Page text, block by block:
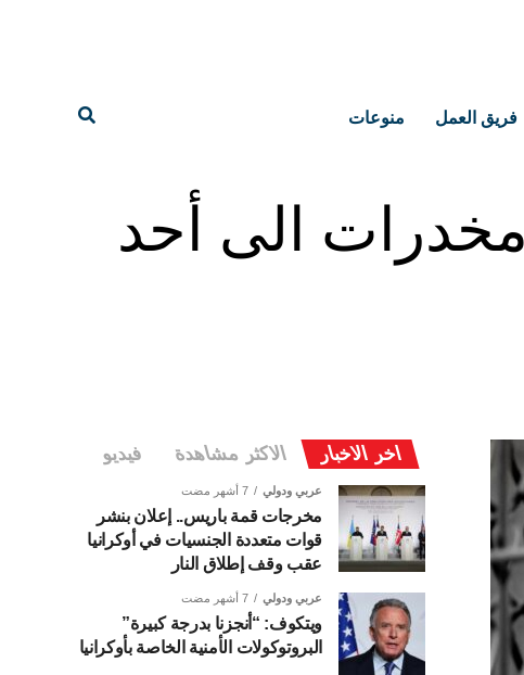
فريق العمل منوعات
الى أحد
اخر الاخبار الاكثر مشاهدة فيديو
عربي ودولي 7 أشهر مضت
مخرجات قمة باريس.. إعلان بنشر
قوات متعددة الجنسيات في أوكرانيا
عقب وقف إطلاق النار
عربي ودولي 7 أشهر مضت
ويتكوف: “أنجزنا بدرجة كبيرة”
البروتوكولات الأمنية الخاصة بأوكرانيا